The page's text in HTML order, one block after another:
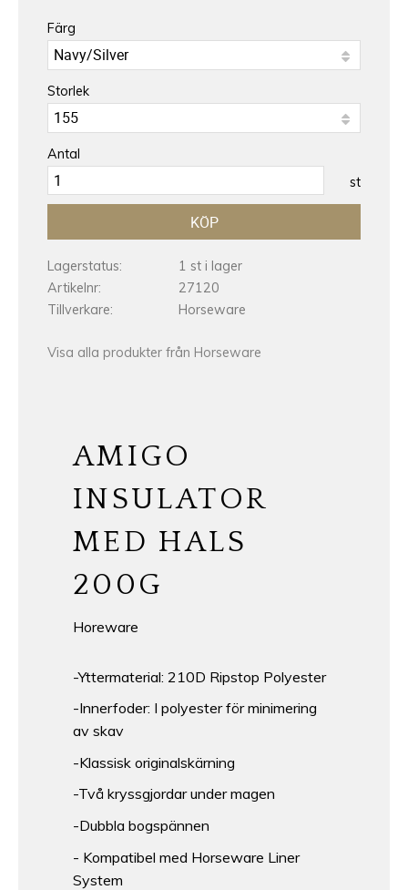
Färg
Storlek
Antal
st
KÖP
Lagerstatus
1 st i lager
Artikelnr
27120
Tillverkare
Horseware
Visa alla produkter från Horseware
AMIGO
INSULATOR
MED HALS
200G
Horeware
-Yttermaterial: 210D Ripstop Polyester
-Innerfoder: I polyester för minimering
av skav
-Klassisk originalskärning
-Två kryssgjordar under magen
-Dubbla bogspännen
- Kompatibel med Horseware Liner
System